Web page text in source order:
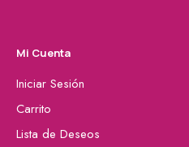
Mi Cuenta
Iniciar Sesión
Carrito
Lista de Deseos